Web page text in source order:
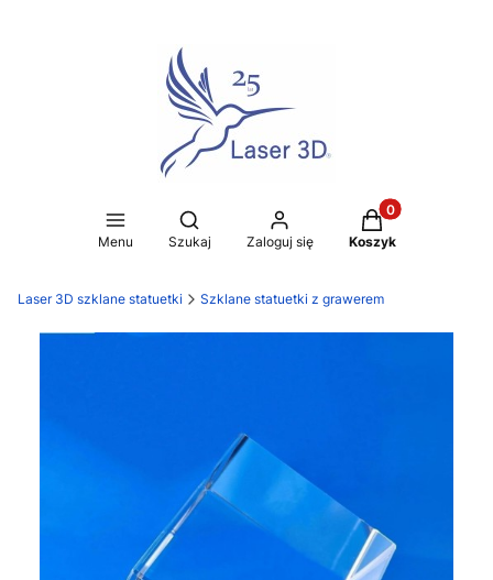
Menu
Otwórz wyszukiwarkę
Szukaj Zaloguj się
Produkty w
Koszyk
Laser 3D szklane statuetki Szklane statuetki z grawerem